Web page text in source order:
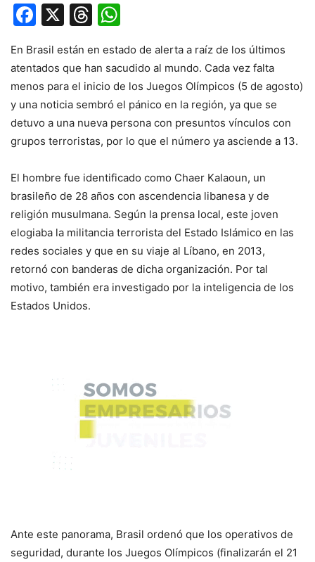
Facebook
X Threads
En Brasil están en estado de alerta a raíz de los últimos
atentados que han sacudido al mundo. Cada vez falta
menos para el inicio de los Juegos Olímpicos (5 de agosto)
y una noticia sembró el pánico en la región, ya que se
detuvo a una nueva persona con presuntos vínculos con
grupos terroristas, por lo que el número ya asciende a 13.
El hombre fue identificado como Chaer Kalaoun, un
brasileño de 28 años con ascendencia libanesa y de
religión musulmana. Según la prensa local, este joven
elogiaba la militancia terrorista del Estado Islámico en las
redes sociales y que en su viaje al Líbano, en 2013,
retornó con banderas de dicha organización. Por tal
motivo, también era investigado por la inteligencia de los
Estados Unidos.
Ante este panorama, Brasil ordenó que los operativos de
seguridad, durante los Juegos Olímpicos (finalizarán el 21